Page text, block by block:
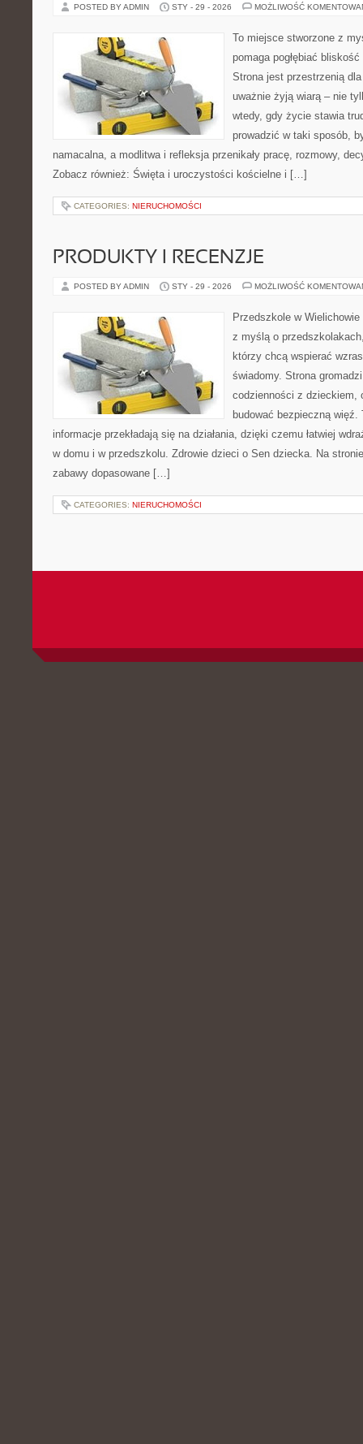
POSTED BY ADMIN STY - 29 - 2026 MOŻLIWOŚĆ
To miejsce stworzone z
pomaga pogłębiać
Strona jest przestrzenią
uważnie żyją wiarą – nie
wtedy, gdy życie stawia
prowadzić w taki sposób,
namacalna, a modlitwa i refleksja przenikały pracę, rozmowy,
Zobacz również: Święta i uroczystości kościelne i […]
CATEGORIES: NIERUCHOMOŚCI
PRODUKTY I RECENZJE
POSTED BY ADMIN STY - 29 - 2026 MOŻLIWOŚĆ
Przedszkole w
z myślą o
którzy chcą wspierać
świadomy. Strona
codzienności z dzieckiem,
budować bezpieczną
informacje przekładają się na działania, dzięki czemu łatwiej
w domu i w przedszkolu. Zdrowie dzieci o Sen dziecka. Na
zabawy dopasowane […]
CATEGORIES: NIERUCHOMOŚCI